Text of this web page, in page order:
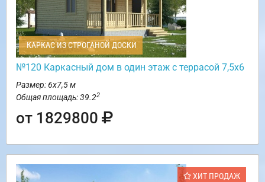
КАРКАС ИЗ СТРОГАНОЙ ДОСКИ
№120 Каркасный дом в один этаж с террасой 7,5х6
Размер: 6х7,5 м
Общая площадь: 39.22
от 1829800
ХИТ ПРОДАЖ